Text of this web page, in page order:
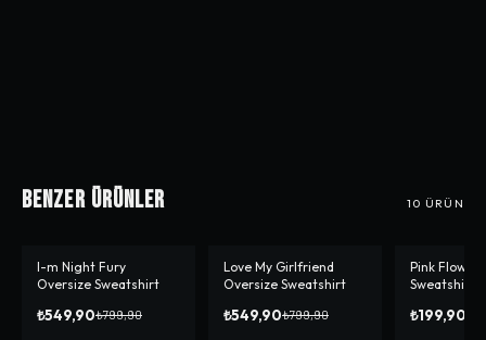
Benzer Ürünler 10 ÜRÜN
-%31
I-m Night Fury
Oversize Sweatshirt
₺549,90₺799,90
-%31
Love My Girlfriend
Oversize Sweatshirt
₺549,90₺799,90
-% 69
Pink Flower
Sweatshirt
₺199,90